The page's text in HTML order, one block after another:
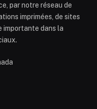
par notre réseau de
imprimées, de sites
importante dans la